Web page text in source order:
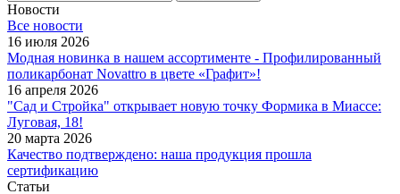
Новости
Все новости
16 июля 2026
Модная новинка в нашем ассортименте - Профилированный
поликарбонат Novattro в цвете «Графит»!
16 апреля 2026
"Сад и Стройка" открывает новую точку Формика в Миассе:
Луговая, 18!
20 марта 2026
Качество подтверждено: наша продукция прошла
сертификацию
Статьи